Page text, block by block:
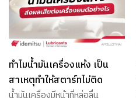
ทำไมน้ำมันเครื่องแห้ง เป็น
สาเหตุทำให้สตาร์ทไม่ติด
น้ำมันเครื่องมีหน้าที่หล่อลื่น